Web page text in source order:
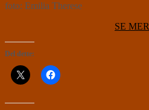
foto: Emilia Therese
SE
Del dette: